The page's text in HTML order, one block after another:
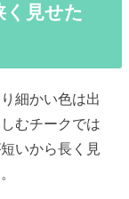
見せた
細かい色は出
むチークでは
いから長く見